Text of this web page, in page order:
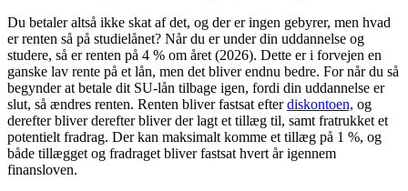
Du betaler altså ikke skat af det, og der er ingen gebyrer, men hvad
er renten så på studielånet? Når du er under din uddannelse og
studere, så er renten på 4 % om året (2026). Dette er i forvejen en
ganske lav rente på et lån, men det bliver endnu bedre. For når du så
begynder at betale dit SU-lån tilbage igen, fordi din uddannelse er
slut, så ændres renten. Renten bliver fastsat efterdiskontoen, og
derefter bliver derefter bliver der lagt et tillæg til, samt fratrukket et
potentielt fradrag. Der kan maksimalt komme et tillæg på 1 %, og
både tillægget og fradraget bliver fastsat hvert år igennem
finansloven.